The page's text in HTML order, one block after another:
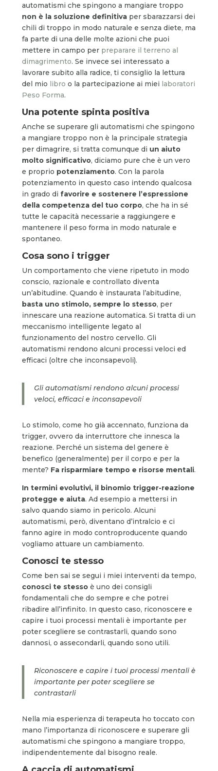
automatismi che spingono a mangiare troppo
non è la soluzione definitivaper sbarazzarsi dei
chili di troppo in modo naturale e senza diete, ma
fa parte di una delle molte azioni che puoi
mettere in campo per preparare il terreno al
dimagrimento. Se invece sei interessato a
lavorare subito alla radice, ti consiglio la lettura
del mio libro o la partecipazione ai miei laboratori
Peso Forma.
Una potente spinta positiva
Anche se superare gli automatismi che spingono
a mangiare troppo non è la principale strategia
per dimagrire, si tratta comunque di un aiuto
molto significativo, diciamo pure che è un vero
e proprio potenziamento. Con la parola
potenziamento in questo caso intendo qualcosa
in grado di favorire e sostenere l’espressione
della competenza del tuo corpo, che ha in sé
tutte le capacità necessarie a raggiungere e
mantenere il peso forma in modo naturale e
spontaneo.
Cosa sono i trigger
Un comportamento che viene ripetuto in modo
conscio, razionale e controllato diventa
un’abitudine. Quando è instaurata l’abitudine,
basta uno stimolo, sempre lo stesso, per
innescare una reazione automatica. Si tratta di un
meccanismo intelligente legato al
funzionamento del nostro cervello. Gli
automatismi rendono alcuni processi veloci ed
efficaci (oltre che inconsapevoli).
Gli automatismi rendono alcuni processi
veloci, efficaci e inconsapevoli
Lo stimolo, come ho già accennato, funziona da
trigger, ovvero da interruttore che innesca la
reazione. Perché un sistema del genere è
benefico (generalmente) per il corpo e per la
mente? Fa risparmiare tempo e risorse mentali.
In termini evolutivi, il binomio trigger-reazione
protegge e aiuta. Ad esempio a mettersi in
salvo quando siamo in pericolo. Alcuni
automatismi, però, diventano d’intralcio e ci
fanno agire in modo controproducente quando
vogliamo attuare un cambiamento.
Conosci te stesso
Come ben sai se segui i miei interventi da tempo,
conosci te stessoè uno dei consigli
fondamentali che do sempre e che potrei
ribadire all’infinito. In questo caso, riconoscere e
capire i tuoi processi mentali è importante per
poter scegliere se contrastarli, quando sono
dannosi, o assecondarli, quando sono utili.
Riconoscere e capire i tuoi processi mentali è
importante per poter scegliere se
contrastarli
Nella mia esperienza di terapeuta ho toccato con
mano l’importanza di riconoscere e superare gli
automatismi che spingono a mangiare troppo,
indipendentemente dal bisogno reale.